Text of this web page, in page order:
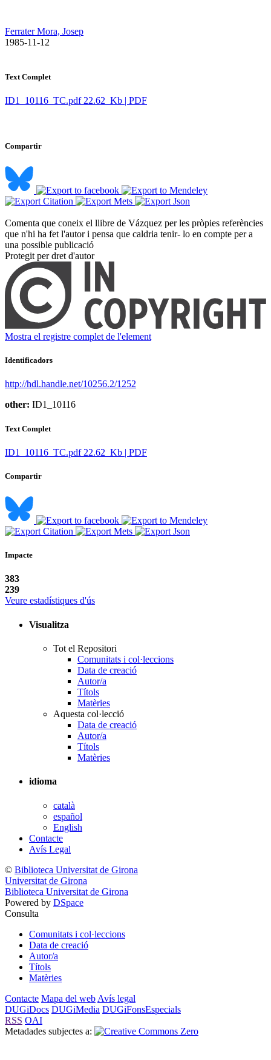
Ferrater Mora, Josep
​ 1985-11-12
Text Complet
ID1_10116_TC.pdf 22.62 Kb | PDF
Compartir
Comenta que coneix el llibre de Vázquez per les pròpies referències
que n'hi ha fet l'autor i pensa que caldria tenir- lo en compte per a
una possible publicació ​
Protegit per dret d'autor
Mostra el registre complet de l'element
Identificadors
http://hdl.handle.net/10256.2/1252
other: ID1_10116
Text Complet
ID1_10116_TC.pdf 22.62 Kb | PDF
Compartir
Impacte
383
239
Veure estadístiques d'ús
Visualitza
Tot el Repositori
Comunitats i col·leccions
Data de creació
Autor/a
Títols
Matèries
Aquesta col·lecció
Data de creació
Autor/a
Títols
Matèries
idioma
català
español
English
Contacte
Avís Legal
© Biblioteca Universitat de Girona
Universitat de Girona
Biblioteca Universitat de Girona
Powered by DSpace
Consulta
Comunitats i col·leccions
Data de creació
Autor/a
Títols
Matèries
Contacte Mapa del web Avís legal
DUGiDocs DUGiMedia DUGiFonsEspecials
RSS OAI
Metadades subjectes a: